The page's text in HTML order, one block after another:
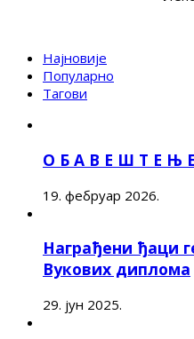
Најновије
Популарно
Тагови
О Б А В Е Ш Т Е Њ Е
19. фебруар 2026.
Награђени ђаци
Вукових диплома
29. јун 2025.